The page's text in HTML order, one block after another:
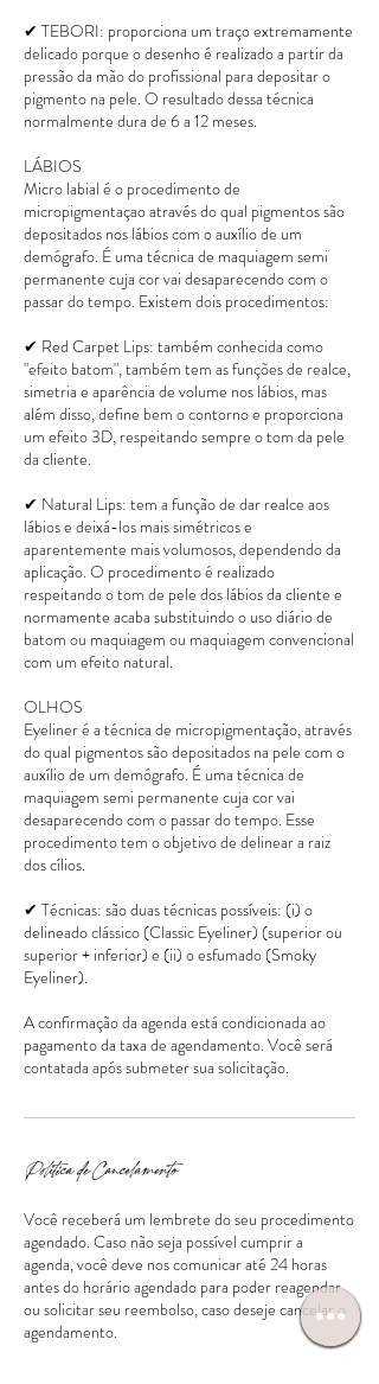
✔ TEBORI: proporciona um traço extremamente
delicado porque o desenho é realizado a partir da
pressão da mão do profissional para depositar o
pigmento na pele. O resultado dessa técnica
normalmente dura de 6 a 12 meses.
LÁBIOS
Micro labial é o procedimento de
micropigmentaçao através do qual pigmentos são
depositados nos lábios com o auxílio de um
demógrafo. É uma técnica de maquiagem semi
permanente cuja cor vai desaparecendo com o
passar do tempo. Existem dois procedimentos:
✔ Red Carpet Lips: também conhecida como
"efeito batom", também tem as funções de realce,
simetria e aparência de volume nos lábios, mas
além disso, define bem o contorno e proporciona
um efeito 3D, respeitando sempre o tom da pele
da cliente.
✔ Natural Lips: tem a função de dar realce aos
lábios e deixá-los mais simétricos e
aparentemente mais volumosos, dependendo da
aplicação. O procedimento é realizado
respeitando o tom de pele dos lábios da cliente e
normamente acaba substituindo o uso diário de
batom ou maquiagem ou maquiagem convencional
com um efeito natural.
OLHOS
Eyeliner é a técnica de micropigmentação, através
do qual pigmentos são depositados na pele com o
auxílio de um demógrafo. É uma técnica de
maquiagem semi permanente cuja cor vai
desaparecendo com o passar do tempo. Esse
procedimento tem o objetivo de delinear a raiz
dos cílios.
✔ Técnicas: são duas técnicas possíveis: (i) o
delineado clássico (Classic Eyeliner) (superior ou
superior + inferior) e (ii) o esfumado (Smoky
Eyeliner).
A confirmação da agenda está condicionada ao
pagamento da taxa de agendamento. Você será
contatada após submeter sua solicitação.
Política de Cancelamento
Você receberá um lembrete do seu procedimento
agendado. Caso não seja possível cumprir a
agenda, você deve nos comunicar até 24 horas
antes do horário agendado para poder reagendar
ou solicitar seu reembolso, caso deseje cancelar o
agendamento.